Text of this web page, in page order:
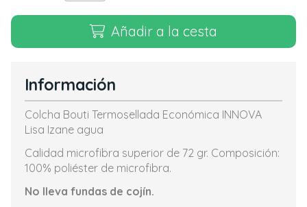
Añadir a la cesta
Información
Colcha Bouti Termosellada Económica INNOVA
Lisa Izane agua
Calidad microfibra superior de 72 gr. Composición:
100% poliéster de microfibra.
No lleva fundas de cojín.